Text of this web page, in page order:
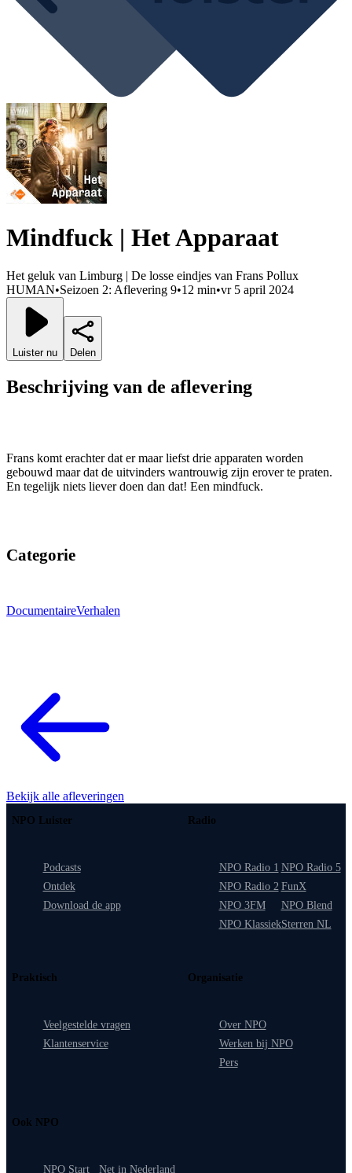
Mindfuck | Het Apparaat
Het geluk van Limburg | De losse eindjes van Frans Pollux
HUMAN•Seizoen 2: Aflevering 9•12 min•vr 5 april 2024
Luister nu Delen
Beschrijving van de aflevering
Frans komt erachter dat er maar liefst drie apparaten worden
gebouwd maar dat de uitvinders wantrouwig zijn erover te praten.
En tegelijk niets liever doen dan dat! Een mindfuck.
Categorie
DocumentaireVerhalen
Bekijk alle afleveringen
NPO Luister
Podcasts
Ontdek
Download de app
Radio
NPO Radio 1
NPO Radio 2
NPO 3FM
NPO Klassiek
NPO Radio 5
FunX
NPO Blend
Sterren NL
Praktisch
Veelgestelde vragen
Klantenservice
Organisatie
Over NPO
Werken bij NPO
Pers
Ook NPO
NPO Start Net in Nederland